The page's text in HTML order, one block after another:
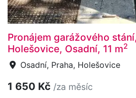
Pronájem garážového
Holešovice, Osadní, 11 m2
Osadní, Praha, Holešovice
1 650 Kč /za měsíc